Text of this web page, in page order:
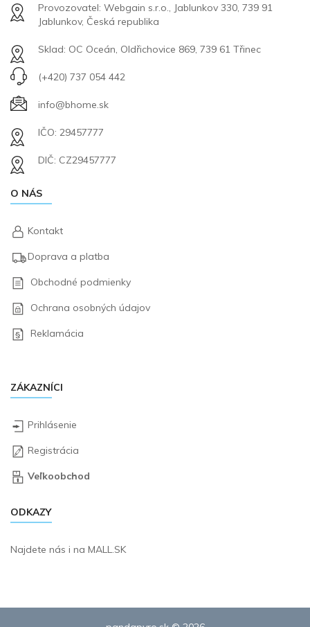
Provozovatel: Webgain s.r.o., Jablunkov 330, 739 91
Jablunkov, Česká republika
Sklad: OC Oceán, Oldřichovice 869, 739 61 Třinec
(+420) 737 054 442
info@bhome.sk
IČO: 29457777
DIČ: CZ29457777
O NÁS
Kontakt
Doprava a platba
Obchodné podmienky
Ochrana osobných údajov
Reklamácia
ZÁKAZNÍCI
Prihlásenie
Registrácia
Veľkoobchod
ODKAZY
Najdete nás i na MALL.SK